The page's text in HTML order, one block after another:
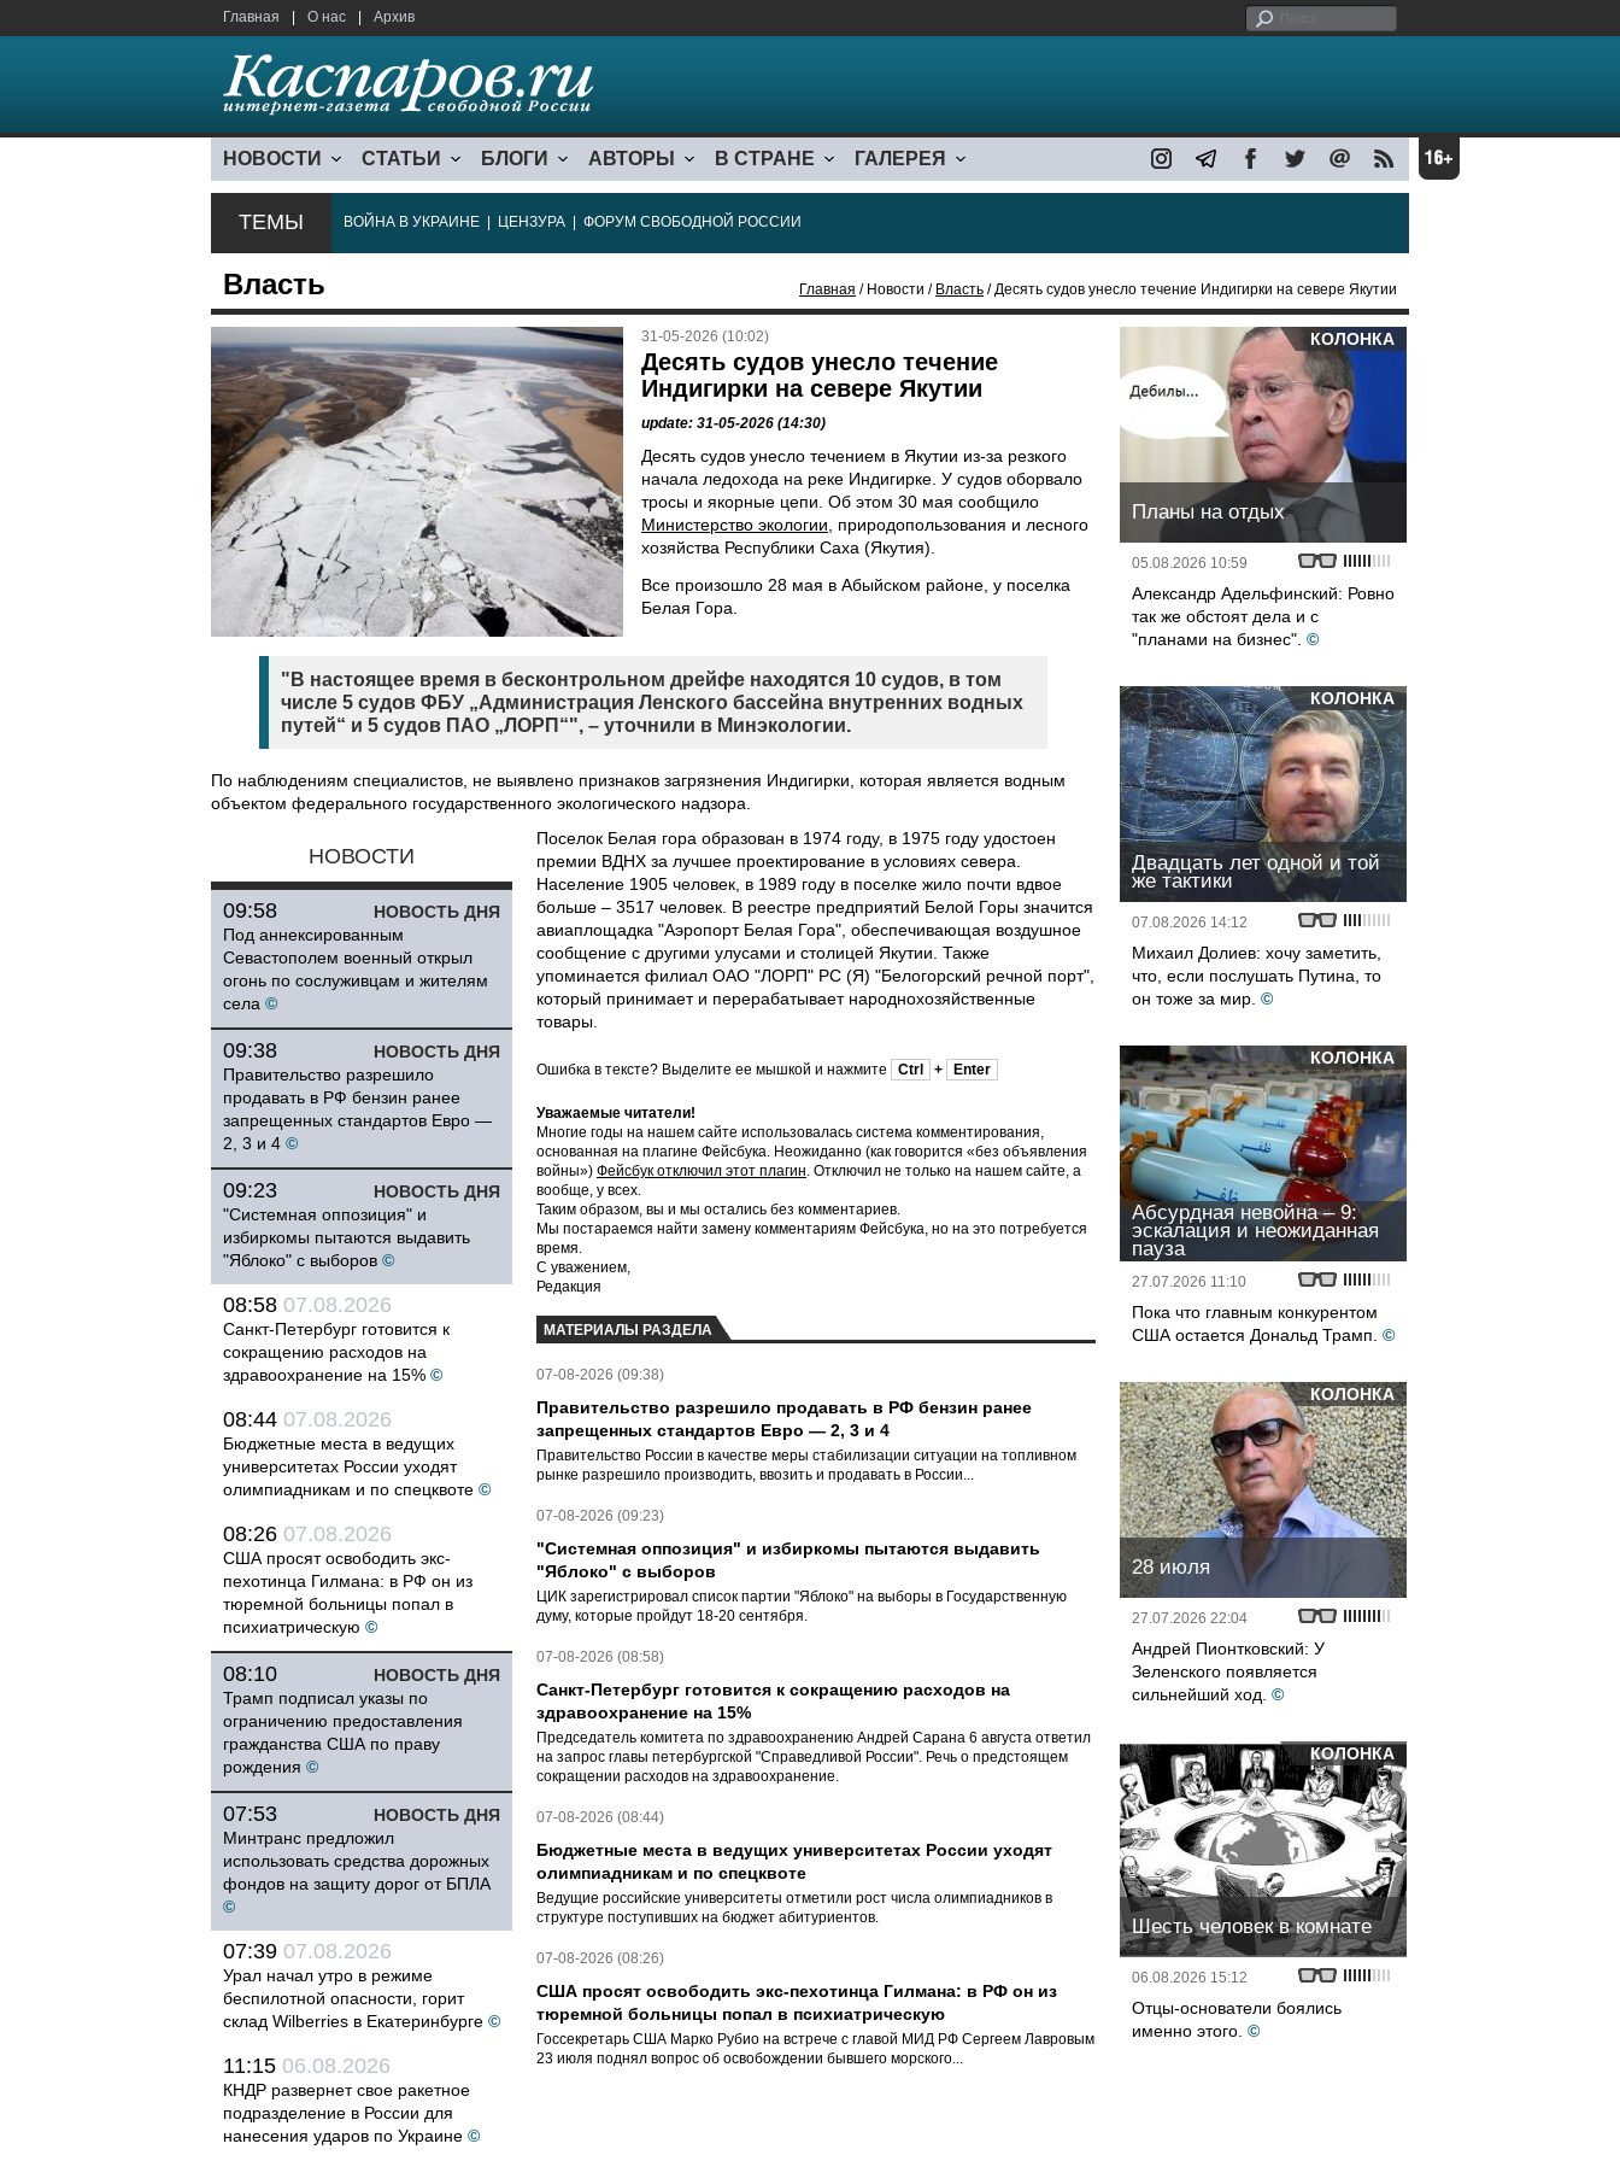
Главная О нас Архив
НОВОСТИ СТАТЬИ БЛОГИ АВТОРЫ В СТРАНЕ ГАЛЕРЕЯ
ТЕМЫ ВОЙНА В УКРАИНЕ ЦЕНЗУРА ФОРУМ СВОБОДНОЙ РОССИИ
Власть Главная / Новости / Власть / Десять судов унесло течение Индигирки на севере Якутии
31-05-2026 (10:02)
Десять судов унесло течение
Индигирки на севере Якутии
update: 31-05-2026 (14:30)
Десять судов унесло течением в Якутии из-за резкого
начала ледохода на реке Индигирке. У судов оборвало
тросы и якорные цепи. Об этом 30 мая сообщило
Министерство экологии , природопользования и лесного
хозяйства Республики Саха (Якутия).
Все произошло 28 мая в Абыйском районе, у поселка
Белая Гора.
"В настоящее время в бесконтрольном дрейфе находятся 10 судов, в том
числе 5 судов ФБУ „Администрация Ленского бассейна внутренних водных
путей“ и 5 судов ПАО „ЛОРП“", – уточнили в Минэкологии.
По наблюдениям специалистов, не выявлено признаков загрязнения Индигирки, которая является водным
объектом федерального государственного экологического надзора.
НОВОСТИ
НОВОСТЬ ДНЯ
09:58
Под аннексированным
Севастополем военный открыл
огонь по сослуживцам и жителям
села ©
НОВОСТЬ ДНЯ
09:38
Правительство разрешило
продавать в РФ бензин ранее
запрещенных стандартов Евро —
2, 3 и 4 ©
НОВОСТЬ ДНЯ
09:23
"Системная оппозиция" и
избиркомы пытаются выдавить
"Яблоко" с выборов ©
08:58 07.08.2026
Санкт-Петербург готовится к
сокращению расходов на
здравоохранение на 15% ©
08:44 07.08.2026
Бюджетные места в ведущих
университетах России уходят
олимпиадникам и по спецквоте ©
08:26 07.08.2026
США просят освободить экс-
пехотинца Гилмана: в РФ он из
тюремной больницы попал в
психиатрическую ©
НОВОСТЬ ДНЯ
08:10
Трамп подписал указы по
ограничению предоставления
гражданства США по праву
рождения ©
НОВОСТЬ ДНЯ
07:53
Минтранс предложил
использовать средства дорожных
фондов на защиту дорог от БПЛА
©
07:39 07.08.2026
Урал начал утро в режиме
беспилотной опасности, горит
склад Wilberries в Екатеринбурге ©
11:15 06.08.2026
КНДР развернет свое ракетное
подразделение в России для
нанесения ударов по Украине ©
Поселок Белая гора образован в 1974 году, в 1975 году удостоен
премии ВДНХ за лучшее проектирование в условиях севера.
Население 1905 человек, в 1989 году в поселке жило почти вдвое
больше – 3517 человек. В реестре предприятий Белой Горы значится
авиаплощадка "Аэропорт Белая Гора", обеспечивающая воздушное
сообщение с другими улусами и столицей Якутии. Также
упоминается филиал ОАО "ЛОРП" РС (Я) "Белогорский речной порт",
который принимает и перерабатывает народнохозяйственные
товары.
Ошибка в тексте? Выделите ее мышкой и нажмите Ctrl + Enter
Уважаемые читатели!
Многие годы на нашем сайте использовалась система комментирования,
основанная на плагине Фейсбука. Неожиданно (как говорится «без объявления
войны») Фейсбук отключил этот плагин. Отключил не только на нашем сайте, а
вообще, у всех.
Таким образом, вы и мы остались без комментариев.
Мы постараемся найти замену комментариям Фейсбука, но на это потребуется
время.
С уважением,
Редакция
МАТЕРИАЛЫ РАЗДЕЛА
07-08-2026 (09:38)
Правительство разрешило продавать в РФ бензин ранее
запрещенных стандартов Евро — 2, 3 и 4
Правительство России в качестве меры стабилизации ситуации на топливном
рынке разрешило производить, ввозить и продавать в России...
07-08-2026 (09:23)
"Системная оппозиция" и избиркомы пытаются выдавить
"Яблоко" с выборов
ЦИК зарегистрировал список партии "Яблоко" на выборы в Государственную
думу, которые пройдут 18-20 сентября.
07-08-2026 (08:58)
Санкт-Петербург готовится к сокращению расходов на
здравоохранение на 15%
Председатель комитета по здравоохранению Андрей Сарана 6 августа ответил
на запрос главы петербургской "Справедливой России". Речь о предстоящем
сокращении расходов на здравоохранение.
07-08-2026 (08:44)
Бюджетные места в ведущих университетах России уходят
олимпиадникам и по спецквоте
Ведущие российские университеты отметили рост числа олимпиадников в
структуре поступивших на бюджет абитуриентов.
07-08-2026 (08:26)
США просят освободить экс-пехотинца Гилмана: в РФ он из
тюремной больницы попал в психиатрическую
Госсекретарь США Марко Рубио на встрече с главой МИД РФ Сергеем Лавровым
23 июля поднял вопрос об освобождении бывшего морского...
КОЛОНКА
Планы на отдых
05.08.2026 10:59
Александр Адельфинский: Ровно
так же обстоят дела и с
"планами на бизнес". ©
КОЛОНКА
Двадцать лет одной и той
же тактики
07.08.2026 14:12
Михаил Долиев: хочу заметить,
что, если послушать Путина, то
он тоже за мир. ©
КОЛОНКА
Абсурдная невойна – 9:
эскалация и неожиданная
пауза
27.07.2026 11:10
Пока что главным конкурентом
США остается Дональд Трамп. ©
КОЛОНКА
28 июля
27.07.2026 22:04
Андрей Пионтковский: У
Зеленского появляется
сильнейший ход. ©
КОЛОНКА
Шесть человек в комнате
06.08.2026 15:12
Отцы-основатели боялись
именно этого. ©